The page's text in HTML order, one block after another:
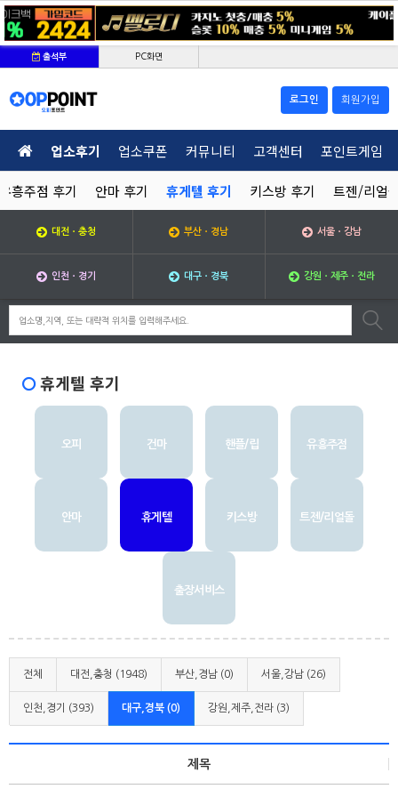
출석부 PC화면
로그인 회원가입
업소후기 업소쿠폰 커뮤니티 고객센터 포인트게임
유흥주점 후기 안마 후기 휴게텔 후기 키스방 후기 트젠/리얼
대전ㆍ충청 부산ㆍ경남 서울ㆍ강남
인천ㆍ경기 대구ㆍ경북 강원ㆍ제주ㆍ전라
휴게텔 후기
오피 건마 핸플/립 유흥주점
안마 휴게텔 키스방 트젠/리얼돌
출장서비스
전체 대전,충청 (1948) 부산,경남 (0) 서울,강남 (26)
인천,경기 (393) 대구,경북 (0) 강원,제주,전라 (3)
제목